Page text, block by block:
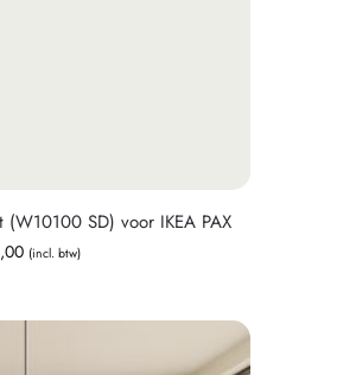
SD) voor IKEA PAX
(incl. btw)